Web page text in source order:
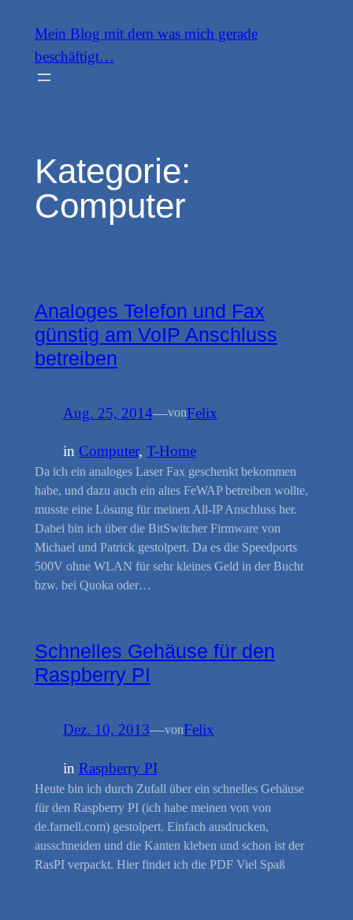
Inhalt
springen
Mein Blog mit dem was mich gerade
beschäftigt…
Kategorie:
Computer
Analoges Telefon und Fax
günstig am VoIP Anschluss
betreiben
Aug. 25, 2014—vonFelix
in Computer, T-Home
Da ich ein analoges Laser Fax geschenkt bekommen
habe, und dazu auch ein altes FeWAP betreiben wollte,
musste eine Lösung für meinen All-IP Anschluss her.
Dabei bin ich über die BitSwitcher Firmware von
Michael und Patrick gestolpert. Da es die Speedports
500V ohne WLAN für sehr kleines Geld in der Bucht
bzw. bei Quoka oder…
Schnelles Gehäuse für den
Raspberry PI
Dez. 10, 2013—vonFelix
in Raspberry PI
Heute bin ich durch Zufall über ein schnelles Gehäuse
für den Raspberry PI (ich habe meinen von von
de.farnell.com) gestolpert. Einfach ausdrucken,
ausschneiden und die Kanten kleben und schon ist der
RasPI verpackt. Hier findet ich die PDF Viel Spaß